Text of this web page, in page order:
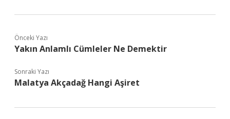
Önceki Yazı
Yakın Anlamlı Cümleler Ne Demektir
Sonraki Yazı
Malatya Akçadağ Hangi Aşiret